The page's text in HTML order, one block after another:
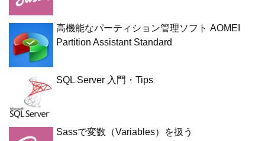
高機能なパーティション管理ソフト AOMEI
Partition Assistant Standard
SQL Server 入門・Tips
Sassで変数（Variables）を扱う